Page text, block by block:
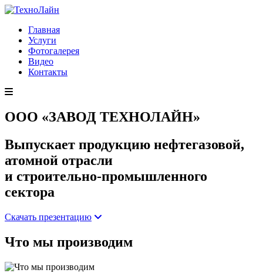
Главная
Услуги
Фотогалерея
Видео
Контакты
ООО «ЗАВОД ТЕХНОЛАЙН»
Выпускает продукцию нефтегазовой,
атомной отрасли
и строительно-промышленного
сектора
Скачать презентацию
Что мы производим